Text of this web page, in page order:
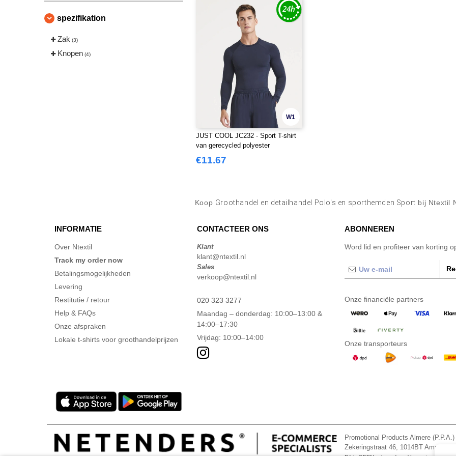
spezifikation
Zak (3)
Knopen (4)
W1
JUST COOL JC232 - Sport T-shirt
van gerecycled polyester
€11.67
Koop Groothandel en detailhandel Polo's en sporthemden Sport bij Ntextil
INFORMATIE
Over Ntextil
Track my order now
Betalingsmogelijkheden
Levering
Restitutie / retour
Help & FAQs
Onze afspraken
Lokale t-shirts voor groothandelprijzen
CONTACTEER ONS
Klant
klant@ntextil.nl
Sales
verkoop@ntextil.nl
020 323 3277
Maandag – donderdag: 10:00–13:00 &
14:00–17:30
Vrijdag: 10:00–14:00
ABONNEREN
Word lid en profiteer van korting
Onze financiële partners
Onze transporteurs
Promotional Products Almere
Zekeringstraat 46, 1014BT